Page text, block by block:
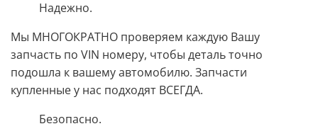
Надежно.
Мы МНОГОКРАТНО проверяем каждую Вашу
запчасть по VIN номеру, чтобы деталь точно
подошла к вашему автомобилю. Запчасти
купленные у нас подходят ВСЕГДА.
Безопасно.